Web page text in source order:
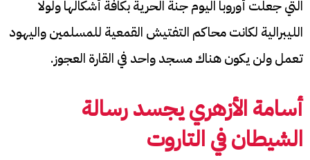
التي جعلت أوروبا اليوم جنة الحرية بكافة أشكالها ولولا
الليبرالية لكانت محاكم التفتيش القمعية للمسلمين واليهود
تعمل ولن يكون هناك مسجد واحد في القارة العجوز.
أسامة الأزهرييجسد رسالة
الشيطان في التاروت